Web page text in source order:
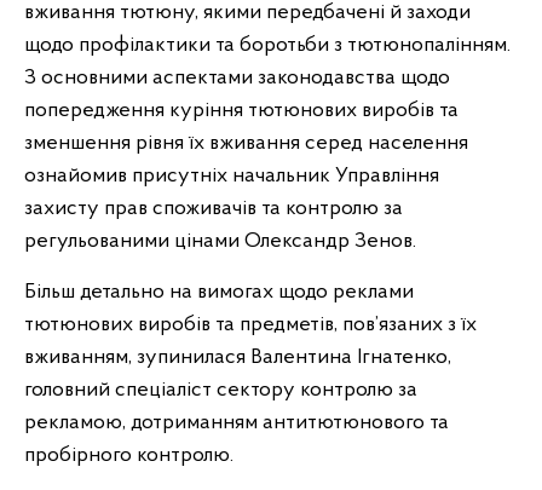
вживання тютюну, якими передбачені й заходи
щодо профілактики та боротьби з тютюнопалінням.
З основними аспектами законодавства щодо
попередження куріння тютюнових виробів та
зменшення рівня їх вживання серед населення
ознайомив присутніх начальник Управління
захисту прав споживачів та контролю за
регульованими цінами Олександр Зенов.
Більш детально на вимогах щодо реклами
тютюнових виробів та предметів, пов’язаних з їх
вживанням, зупинилася Валентина Ігнатенко,
головний спеціаліст сектору контролю за
рекламою, дотриманням антитютюнового та
пробірного контролю.